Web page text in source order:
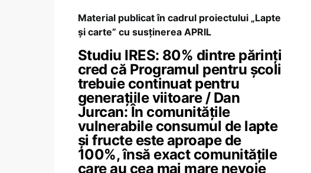
Material publicat în cadrul proiectului „Lapte
și carte” cu susținerea APRIL
Studiu IRES: 80% dintre părinți
cred că Programul pentru școli
trebuie continuat pentru
generațiile viitoare / Dan
Jurcan: În comunitățile
vulnerabile consumul de lapte
și fructe este aproape de
100%, însă exact comunitățile
care au cea mai mare nevoie